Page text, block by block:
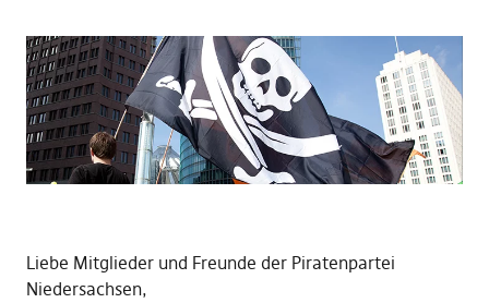
Liebe Mitglieder und Freunde der Piratenpartei
Niedersachsen,